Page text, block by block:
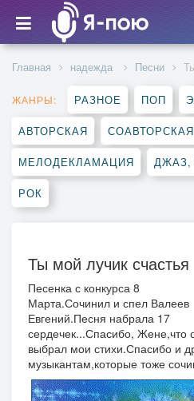
Главная надежда Песни
ЖАНРЫ: РАЗНОЕ ПОП
АВТОРСКАЯ СОАВТОРСКАЯ
МЕЛОДЕКЛАМАЦИЯ
РОК
Ты мой лучик счастья
Песенка с конкурса 8
Марта.Сочинил и спел Валеев
Евгений.Песня набрала 17
сердечек...Спасибо, Жене,что
выбрал мои стихи.Спасибо и
музыкантам,которые тоже